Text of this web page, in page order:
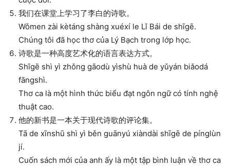
我们在课堂上学习了李白的诗歌。
Wǒmen zài kètáng shàng xuéxí le Lǐ Bái de shīgē.
Chúng tôi đã học thơ của Lý Bạch trong lớp học.
诗歌是一种高度艺术化的语言表达方式。
Shīgē shì yì zhǒng gāodù yìshù huà de yǔyán biǎodá
fāngshì.
Thơ ca là một hình thức biểu đạt ngôn ngữ có tính nghệ
thuật cao.
他的新书是一本关于现代诗歌的评论集。
Tā de xīnshū shì yì běn guānyú xiàndài shīgē de pínglùn
jí.
Cuốn sách mới của anh ấy là một tập bình luận về thơ ca